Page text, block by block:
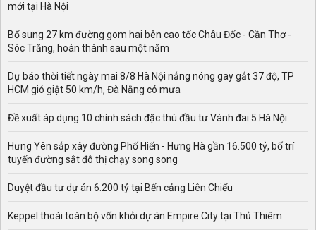
mới tại Hà Nội
Bổ sung 27 km đường gom hai bên cao tốc Châu Đốc - Cần Thơ -
Sóc Trăng, hoàn thành sau một năm
Dự báo thời tiết ngày mai 8/8 Hà Nội nắng nóng gay gắt 37 độ, TP
HCM gió giật 50 km/h, Đà Nẵng có mưa
Đề xuất áp dụng 10 chính sách đặc thù đầu tư Vành đai 5 Hà Nội
Hưng Yên sắp xây đường Phố Hiến - Hưng Hà gần 16.500 tỷ, bố trí
tuyến đường sắt đô thị chạy song song
Duyệt đầu tư dự án 6.200 tỷ tại Bến cảng Liên Chiểu
Keppel thoái toàn bộ vốn khỏi dự án Empire City tại Thủ Thiêm